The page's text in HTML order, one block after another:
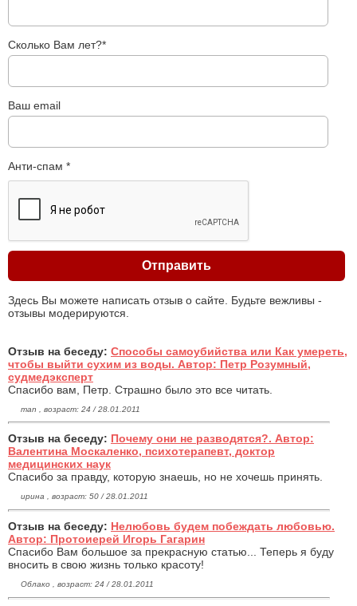
Сколько Вам лет?*
Ваш email
Анти-спам *
Здесь Вы можете написать отзыв о сайте. Будьте вежливы -
отзывы модерируются.
Отзыв на беседу: Способы самоубийства или Как умереть,
чтобы выйти сухим из воды. Автор: Петр Розумный,
судмедэксперт
Спасибо вам, Петр. Страшно было это все читать.
man , возраст: 24 / 28.01.2011
Отзыв на беседу: Почему они не разводятся?. Автор:
Валентина Москаленко, психотерапевт, доктор
медицинских наук
Спасибо за правду, которую знаешь, но не хочешь принять.
ирина , возраст: 50 / 28.01.2011
Отзыв на беседу: Нелюбовь будем побеждать любовью.
Автор: Протоиерей Игорь Гагарин
Спасибо Вам большое за прекрасную статью... Теперь я буду
вносить в свою жизнь только красоту!
Облако , возраст: 24 / 28.01.2011